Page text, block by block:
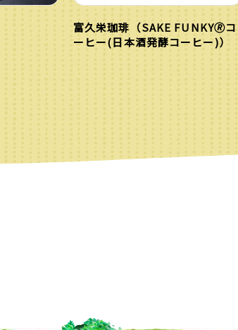
富久栄珈琲（SAKE FUNKY🄬コ
ーヒー(日本酒発酵コーヒー)）